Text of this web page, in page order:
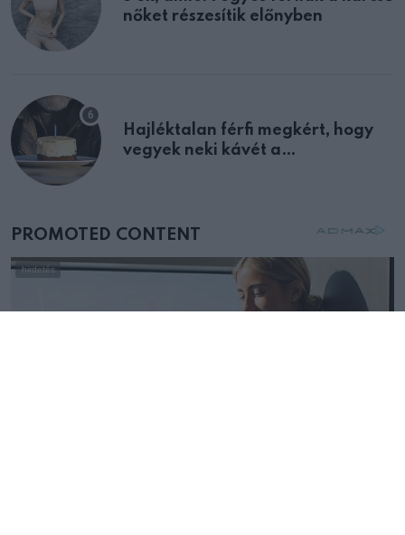
nőket részesítik előnyben
Hajléktalan férfi megkért, hogy
vegyek neki kávét a